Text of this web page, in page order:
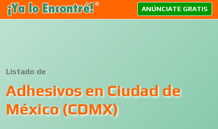
ANÚNCIATE GRATIS
Listado de
Adhesivos en Ciudad de
México (CDMX)